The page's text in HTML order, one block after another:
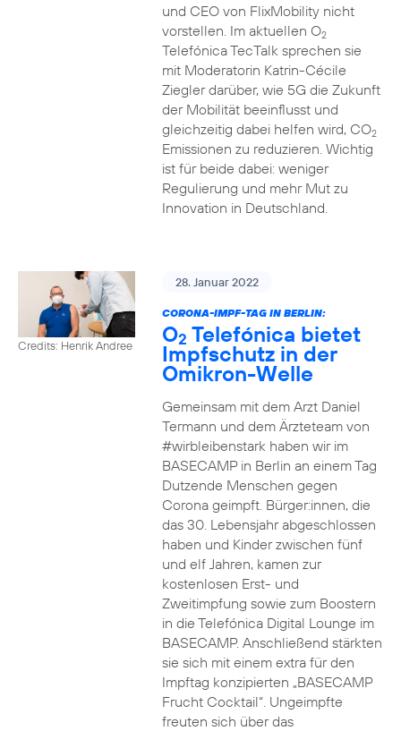
und CEO von FlixMobility nicht
vorstellen. Im aktuellen O2
Telefónica TecTalk sprechen sie
mit Moderatorin Katrin-Cécile
Ziegler darüber, wie 5G die Zukunft
der Mobilität beeinflusst und
gleichzeitig dabei helfen wird, CO2
Emissionen zu reduzieren. Wichtig
ist für beide dabei: weniger
Regulierung und mehr Mut zu
Innovation in Deutschland.
Credits: Henrik Andree
28. Januar 2022
CORONA-IMPF-TAG IN BERLIN:
O2 Telefónica bietet
Impfschutz in der
Omikron-Welle
Gemeinsam mit dem Arzt Daniel
Termann und dem Ärzteteam von
#wirbleibenstark haben wir im
BASECAMP in Berlin an einem Tag
Dutzende Menschen gegen
Corona geimpft. Bürger:innen, die
das 30. Lebensjahr abgeschlossen
haben und Kinder zwischen fünf
und elf Jahren, kamen zur
kostenlosen Erst- und
Zweitimpfung sowie zum Boostern
in die Telefónica Digital Lounge im
BASECAMP. Anschließend stärkten
sie sich mit einem extra für den
Impftag konzipierten „BASECAMP
Frucht Cocktail“. Ungeimpfte
freuten sich über das